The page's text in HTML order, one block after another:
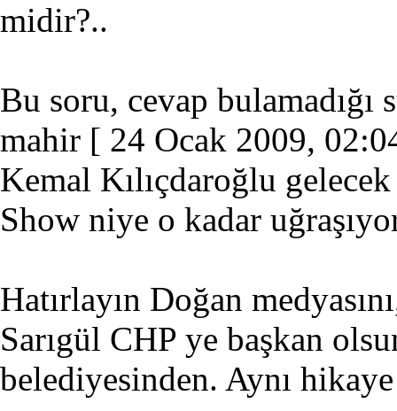
midir?..
Bu soru, cevap bulamadığı
mahir [ 24 Ocak 2009,
Kemal Kılıçdaroğlu
Show niye o kadar
Hatırlayın Doğan
Sarıgül CHP ye başkan
belediyesinden. Aynı